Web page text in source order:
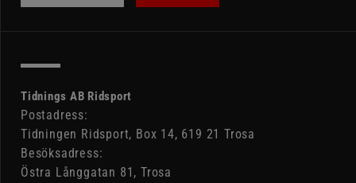
Tidnings AB Ridsport
Postadress:
Tidningen Ridsport, Box 14, 619 21 Trosa
Besöksadress:
Östra Långgatan 81, Trosa